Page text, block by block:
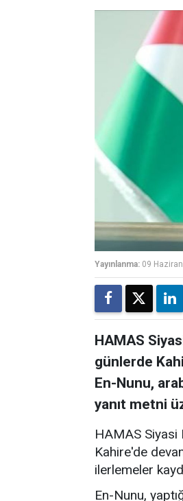
Yayınlanma: 09
HAMAS
günlerde
En-Nunu,
yanıt metni
HAMAS Siyasi
Kahire'de
ilerlemeler
En-Nunu,